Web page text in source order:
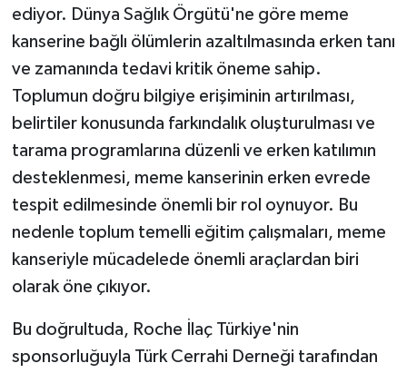
ediyor. Dünya Sağlık Örgütü'ne göre meme
kanserine bağlı ölümlerin azaltılmasında erken tanı
ve zamanında tedavi kritik öneme sahip.
Toplumun doğru bilgiye erişiminin artırılması,
belirtiler konusunda farkındalık oluşturulması ve
tarama programlarına düzenli ve erken katılımın
desteklenmesi, meme kanserinin erken evrede
tespit edilmesinde önemli bir rol oynuyor. Bu
nedenle toplum temelli eğitim çalışmaları, meme
kanseriyle mücadelede önemli araçlardan biri
olarak öne çıkıyor.
Bu doğrultuda, Roche İlaç Türkiye'nin
sponsorluğuyla Türk Cerrahi Derneği tarafından